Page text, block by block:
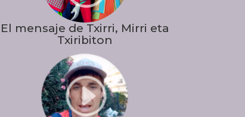
El mensaje de Txirri, Mirri eta
Txiribiton
I